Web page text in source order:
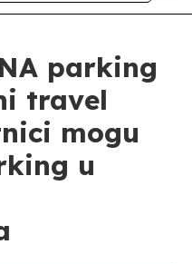
parking
travel
mogu
u